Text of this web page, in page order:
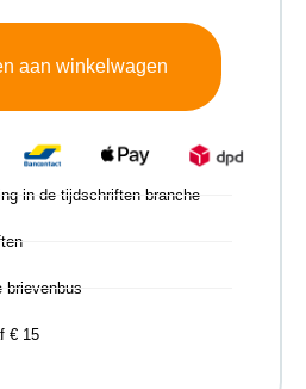
aan winkelwagen
in de tijdschriften branche
brievenbus
€ 15